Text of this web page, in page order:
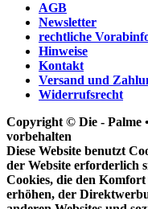
AGB
Newsletter
rechtliche
Hinweise
Kontakt
Versand und
Widerrufsrecht
Copyright © Die - Palme
vorbehalten
Diese Website benutzt
der Website erforderlich
Cookies, die den
erhöhen, der